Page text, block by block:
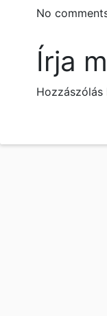
No
Írja
Hozzászólás